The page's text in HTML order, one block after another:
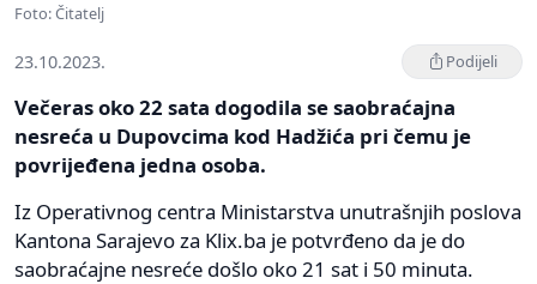
Foto: Čitatelj
23.10.2023. Podijeli
Večeras oko 22 sata dogodila se saobraćajna
nesreća u Dupovcima kod Hadžića pri čemu je
povrijeđena jedna osoba.
Iz Operativnog centra Ministarstva unutrašnjih poslova
Kantona Sarajevo za Klix.ba je potvrđeno da je do
saobraćajne nesreće došlo oko 21 sat i 50 minuta.